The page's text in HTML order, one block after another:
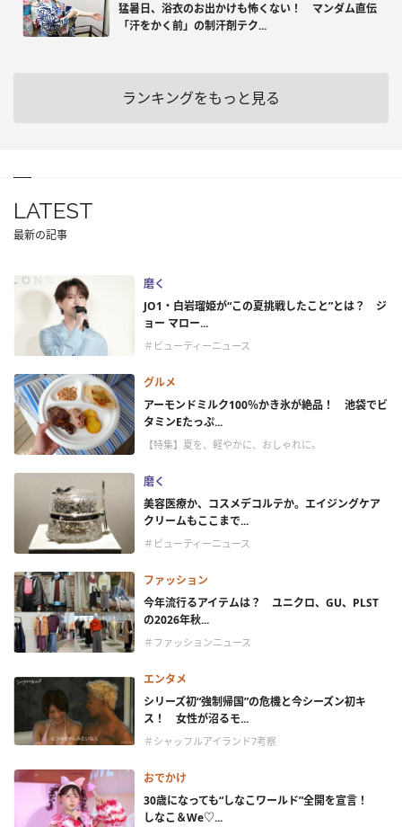
猛暑日、浴衣のお出かけも怖くない！ マンダム直伝
「汗をかく前」の制汗剤テク...
ランキングをもっと見る
LATEST
最新の記事
磨く
JO1・白岩瑠姫が“この夏挑戦したこと”とは？ ジ
ョー マロー...
＃ビューティーニュース
グルメ
アーモンドミルク100％かき氷が絶品！ 池袋でビ
タミンEたっぷ...
【特集】夏を、軽やかに、おしゃれに。
磨く
美容医療か、コスメデコルテか。エイジングケア
クリームもここまで...
＃ビューティーニュース
ファッション
今年流行るアイテムは？ ユニクロ、GU、PLST
の2026年秋...
＃ファッションニュース
エンタメ
シリーズ初“強制帰国”の危機と今シーズン初キ
ス！ 女性が沼るモ...
＃シャッフルアイランド7考察
おでかけ
30歳になっても“しなこワールド”全開を宣言！
しなこ＆We♡...